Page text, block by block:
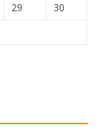
29
30